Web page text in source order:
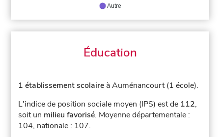
Autre
Éducation
1 établissement scolaire à Auménancourt (1 école).
L'indice de position sociale moyen (IPS) est de 112,
soit un milieu favorisé. Moyenne départementale :
104, nationale : 107.